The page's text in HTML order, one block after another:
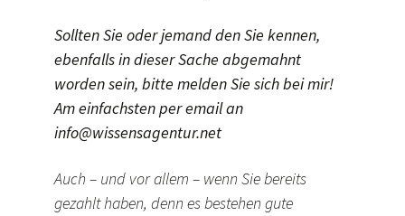
Sollten Sie oder jemand den Sie kennen,
ebenfalls in dieser Sache abgemahnt
worden sein, bitte melden Sie sich bei mir!
Am einfachsten per email an
info@wissensagentur.net
Auch – und vor allem – wenn Sie bereits
gezahlt haben, denn es bestehen gute